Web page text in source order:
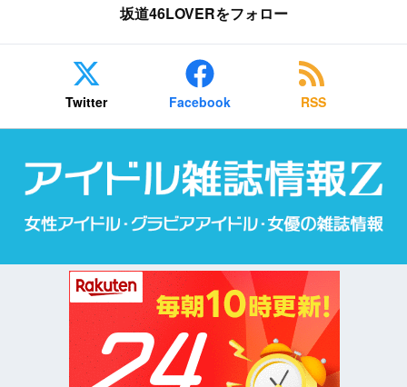
坂道46LOVERをフォロー
Twitter Facebook RSS